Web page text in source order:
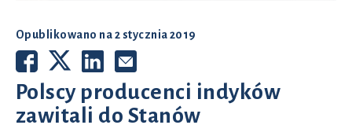
Opublikowano na2 stycznia 2019
Polscy producenci indyków
zawitali do Stanów